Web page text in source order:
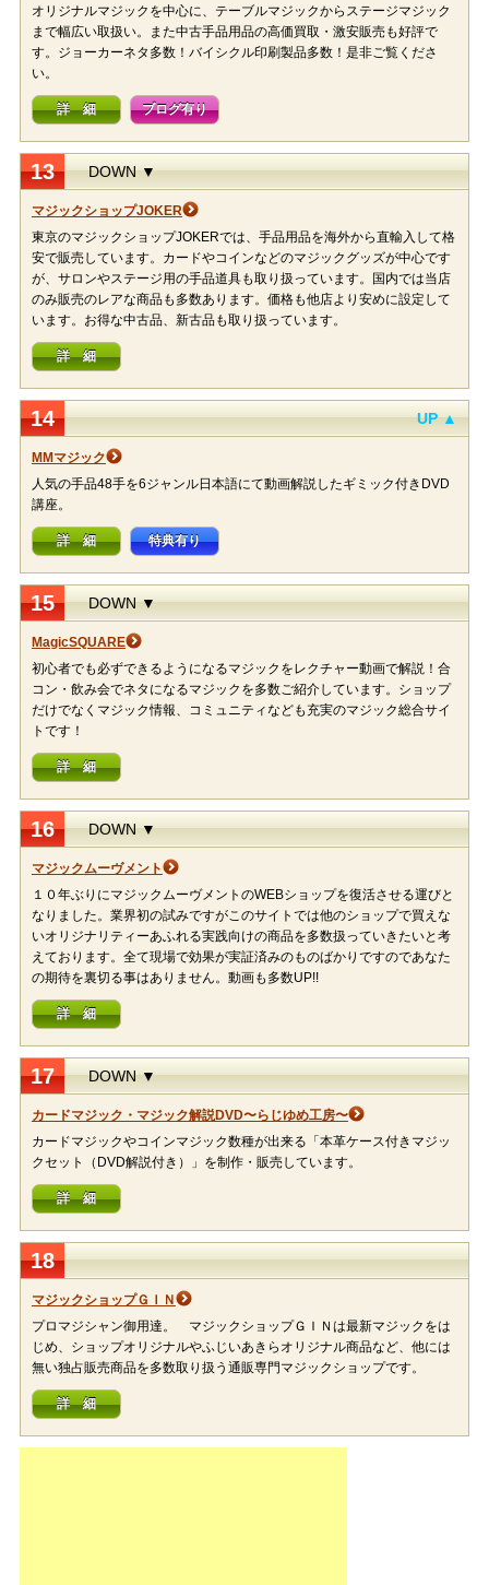
オリジナルマジックを中心に、テーブルマジックからステージマジック
まで幅広い取扱い。また中古手品用品の高価買取・激安販売も好評で
す。ジョーカーネタ多数！バイシクル印刷製品多数！是非ご覧くださ
い。
詳 細 ブログ有り
13 DOWN ▼
マジックショップJOKER
東京のマジックショップJOKERでは、手品用品を海外から直輸入して格
安で販売しています。カードやコインなどのマジックグッズが中心です
が、サロンやステージ用の手品道具も取り扱っています。国内では当店
のみ販売のレアな商品も多数あります。価格も他店より安めに設定して
います。お得な中古品、新古品も取り扱っています。
詳 細
14 UP ▲
MMマジック
人気の手品48手を6ジャンル日本語にて動画解説したギミック付きDVD
講座。
詳 細 特典有り
15 DOWN ▼
MagicSQUARE
初心者でも必ずできるようになるマジックをレクチャー動画で解説！合
コン・飲み会でネタになるマジックを多数ご紹介しています。ショップ
だけでなくマジック情報、コミュニティなども充実のマジック総合サイ
トです！
詳 細
16 DOWN ▼
マジックムーヴメント
１０年ぶりにマジックムーヴメントのWEBショップを復活させる運びと
なりました。業界初の試みですがこのサイトでは他のショップで買えな
いオリジナリティーあふれる実践向けの商品を多数扱っていきたいと考
えております。全て現場で効果が実証済みのものばかりですのであなた
の期待を裏切る事はありません。動画も多数UP!!
詳 細
17 DOWN ▼
カードマジック・マジック解説DVD〜らじゆめ工房〜
カードマジックやコインマジック数種が出来る「本革ケース付きマジッ
クセット（DVD解説付き）」を制作・販売しています。
詳 細
18
マジックショップＧＩＮ
プロマジシャン御用達。 マジックショップＧＩＮは最新マジックをは
じめ、ショップオリジナルやふじいあきらオリジナル商品など、他には
無い独占販売商品を多数取り扱う通販専門マジックショップです。
詳 細